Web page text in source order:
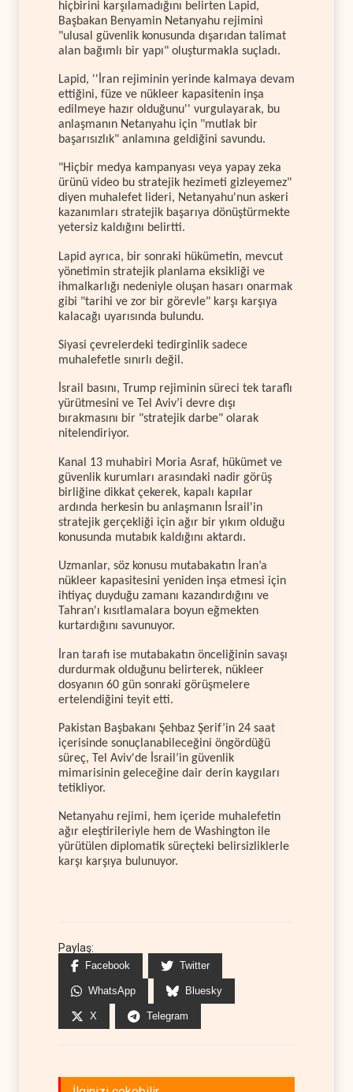
hiçbirini karşılamadığını belirten Lapid,
Başbakan Benyamin Netanyahu rejimini
"ulusal güvenlik konusunda dışarıdan talimat
alan bağımlı bir yapı" oluşturmakla suçladı.
Lapid, ''İran rejiminin yerinde kalmaya devam
ettiğini, füze ve nükleer kapasitenin inşa
edilmeye hazır olduğunu'' vurgulayarak, bu
anlaşmanın Netanyahu için "mutlak bir
başarısızlık" anlamına geldiğini savundu.
"Hiçbir medya kampanyası veya yapay zeka
ürünü video bu stratejik hezimeti gizleyemez"
diyen muhalefet lideri, Netanyahu'nun askeri
kazanımları stratejik başarıya dönüştürmekte
yetersiz kaldığını belirtti.
Lapid ayrıca, bir sonraki hükümetin, mevcut
yönetimin stratejik planlama eksikliği ve
ihmalkarlığı nedeniyle oluşan hasarı onarmak
gibi "tarihi ve zor bir görevle" karşı karşıya
kalacağı uyarısında bulundu.
Siyasi çevrelerdeki tedirginlik sadece
muhalefetle sınırlı değil.
İsrail basını, Trump rejiminin süreci tek taraflı
yürütmesini ve Tel Aviv’i devre dışı
bırakmasını bir "stratejik darbe" olarak
nitelendiriyor.
Kanal 13 muhabiri Moria Asraf, hükümet ve
güvenlik kurumları arasındaki nadir görüş
birliğine dikkat çekerek, kapalı kapılar
ardında herkesin bu anlaşmanın İsrail'in
stratejik gerçekliği için ağır bir yıkım olduğu
konusunda mutabık kaldığını aktardı.
Uzmanlar, söz konusu mutabakatın İran’a
nükleer kapasitesini yeniden inşa etmesi için
ihtiyaç duyduğu zamanı kazandırdığını ve
Tahran'ı kısıtlamalara boyun eğmekten
kurtardığını savunuyor.
İran tarafı ise mutabakatın önceliğinin savaşı
durdurmak olduğunu belirterek, nükleer
dosyanın 60 gün sonraki görüşmelere
ertelendiğini teyit etti.
Pakistan Başbakanı Şehbaz Şerif’in 24 saat
içerisinde sonuçlanabileceğini öngördüğü
süreç, Tel Aviv'de İsrail’in güvenlik
mimarisinin geleceğine dair derin kaygıları
tetikliyor.
Netanyahu rejimi, hem içeride muhalefetin
ağır eleştirileriyle hem de Washington ile
yürütülen diplomatik süreçteki belirsizliklerle
karşı karşıya bulunuyor.
Paylaş:
Facebook Twitter
WhatsApp Bluesky
X Telegram